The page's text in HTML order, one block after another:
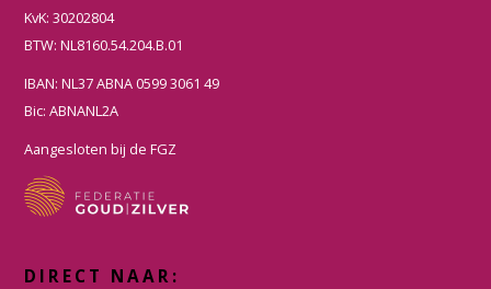
c
e
o
o
k
s
t
g
r
a
KvK: 30202804
BTW: NL8160.54.204.B.01
IBAN: NL37 ABNA 0599 3061 49
Bic: ABNANL2A
Aangesloten bij de FGZ
DIRECT NAAR: